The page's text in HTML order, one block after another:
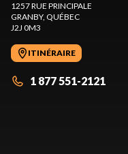
1257 RUE PRINCIPALE
GRANBY, QUÉBEC
J2J 0M3
ITINÉRAIRE
1 877 551-2121